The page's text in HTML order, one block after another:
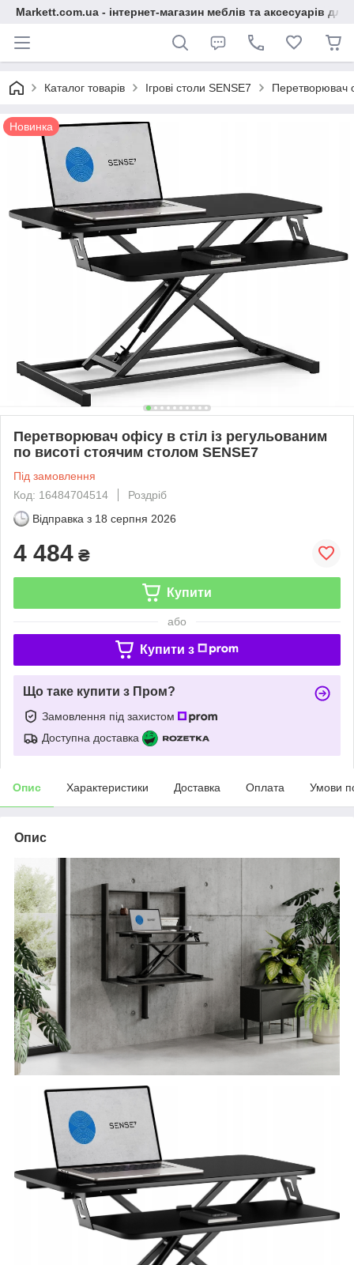
Markett.com.ua - інтернет-магазин меблів та аксесуарів для
Каталог товарів Ігрові столи SENSE7 Перетворювач
Новинка
Перетворювач офісу в стіл із регульованим
по висоті стоячим столом SENSE7
Під замовлення
Код: 16484704514
Роздріб
Відправка з 18 серпня 2026
4 484 ₴
Купити
або
Купити з
Що таке купити з Пром?
Замовлення під захистом
Доступна доставка
Опис Характеристики Доставка Оплата Умови
Опис